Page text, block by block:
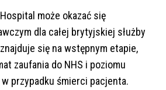
może okazać się
dla całej brytyjskiej służby
się na wstępnym etapie,
zaufania do NHS i poziomu
przypadku śmierci pacjenta.